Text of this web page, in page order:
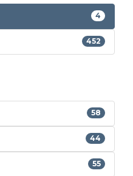
4
452
58
44
55